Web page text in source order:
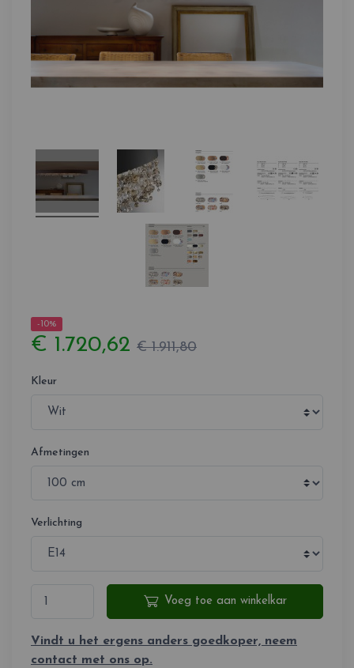
-10%
€ 1.720,62 € 1.911,80
Kleur
Afmetingen
Verlichting
Voeg toe aan winkelkar
Vindt u het ergens anders goedkoper, neem
contact met ons op.